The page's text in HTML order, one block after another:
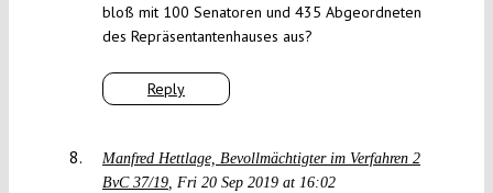
Reply
bloß mit 100 Senatoren und 435 Abgeordneten
des Repräsentantenhauses aus?
Manfred Hettlage, Bevollmächtigter im Verfahren 2
BvC 37/19 Fri 20 Sep 2019 at 16:02